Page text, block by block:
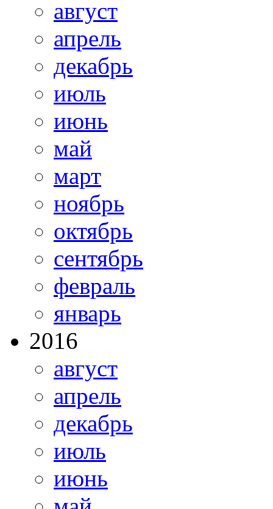
август
апрель
декабрь
июль
июнь
май
март
ноябрь
октябрь
сентябрь
февраль
январь
2016
август
апрель
декабрь
июль
июнь